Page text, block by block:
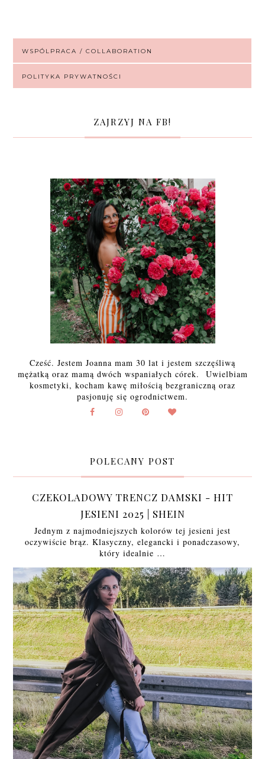
WSPÓLPRACA / COLLABORATION
POLITYKA PRYWATNOŚCI
ZAJRZYJ NA FB!
Cześć. Jestem Joanna mam 30 lat i jestem szczęśliwą
mężatką oraz mamą dwóch wspaniałych córek. Uwielbiam
kosmetyki, kocham kawę miłością bezgraniczną oraz
pasjonuję się ogrodnictwem.
POLECANY POST
CZEKOLADOWY TRENCZ DAMSKI - HIT
JESIENI 2025 | SHEIN
Jednym z najmodniejszych kolorów tej jesieni jest
oczywiście brąz. Klasyczny, elegancki i ponadczasowy,
który idealnie …